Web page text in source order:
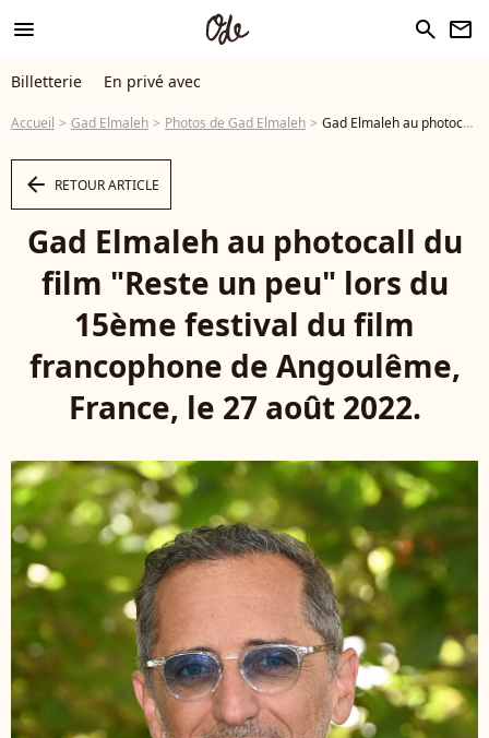
menu search newsletter
Billetterie En privé avec
Accueil Gad Elmaleh Photos de Gad Elmaleh Gad Elmaleh au photocall du film "Reste un peu" lors du 15ème festival du film francophone de Angoulême, France, le 27 août 2022. © Coadic Guirec/Bestimage - Photo
arrow_left RETOUR ARTICLE
Gad Elmaleh au photocall du
film "Reste un peu" lors du
15ème festival du film
francophone de Angoulême,
France, le 27 août 2022.